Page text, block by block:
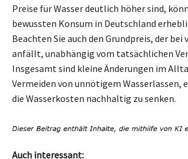
Preise für Wasser deutlich höher sind,
bewussten Konsum in Deutschland
Beachten Sie auch den Grundpreis, der
anfällt, unabhängig vom tatsächlichen
Insgesamt sind kleine Änderungen im
Vermeiden von unnötigem Wasserlassen,
die Wasserkosten nachhaltig zu senken.
Auch interessant: